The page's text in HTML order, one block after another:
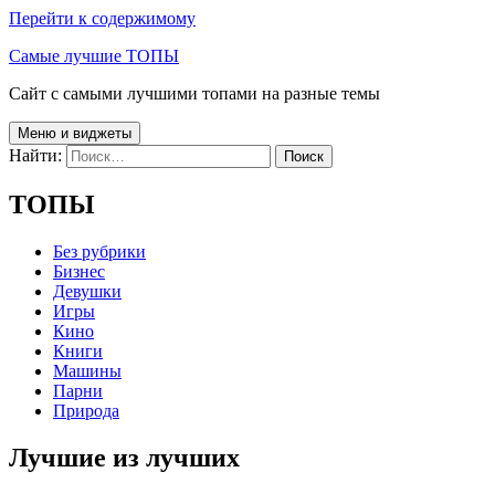
Перейти к содержимому
Самые лучшие ТОПЫ
Сайт с самыми лучшими топами на разные темы
Меню и виджеты
Найти:
ТОПЫ
Без рубрики
Бизнес
Девушки
Игры
Кино
Книги
Машины
Парни
Природа
Лучшие из лучших